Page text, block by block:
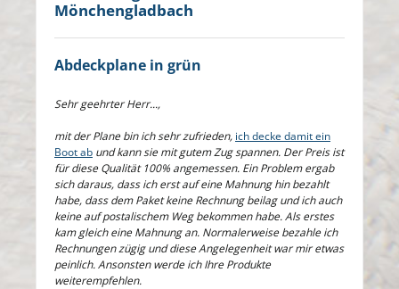
Mönchengladbach
Abdeckplane in grün
Sehr geehrter Herr...,
mit der Plane bin ich sehr zufrieden, ich decke damit ein
Boot ab und kann sie mit gutem Zug spannen. Der Preis ist
für diese Qualität 100% angemessen. Ein Problem ergab
sich daraus, dass ich erst auf eine Mahnung hin bezahlt
habe, dass dem Paket keine Rechnung beilag und ich auch
keine auf postalischem Weg bekommen habe. Als erstes
kam gleich eine Mahnung an. Normalerweise bezahle ich
Rechnungen zügig und diese Angelegenheit war mir etwas
peinlich. Ansonsten werde ich Ihre Produkte
weiterempfehlen.